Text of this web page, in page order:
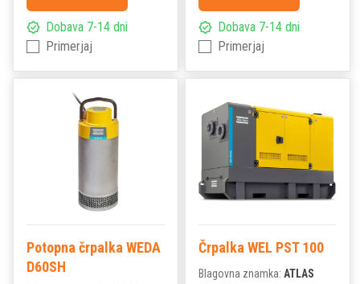
Dobava 7-14 dni
Primerjaj
Dobava 7-14 dni
Primerjaj
Potopna črpalka WEDA
D60SH
Črpalka WEL PST 100
Blagovna znamka: ATLAS